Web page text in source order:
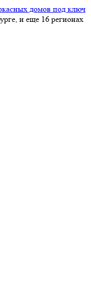
и еще 16 регионах